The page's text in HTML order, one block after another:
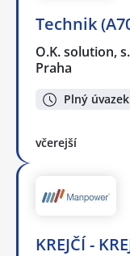
Technik
O.K. solution,
Praha
Plný úvazek
včerejší
KREJČÍ -